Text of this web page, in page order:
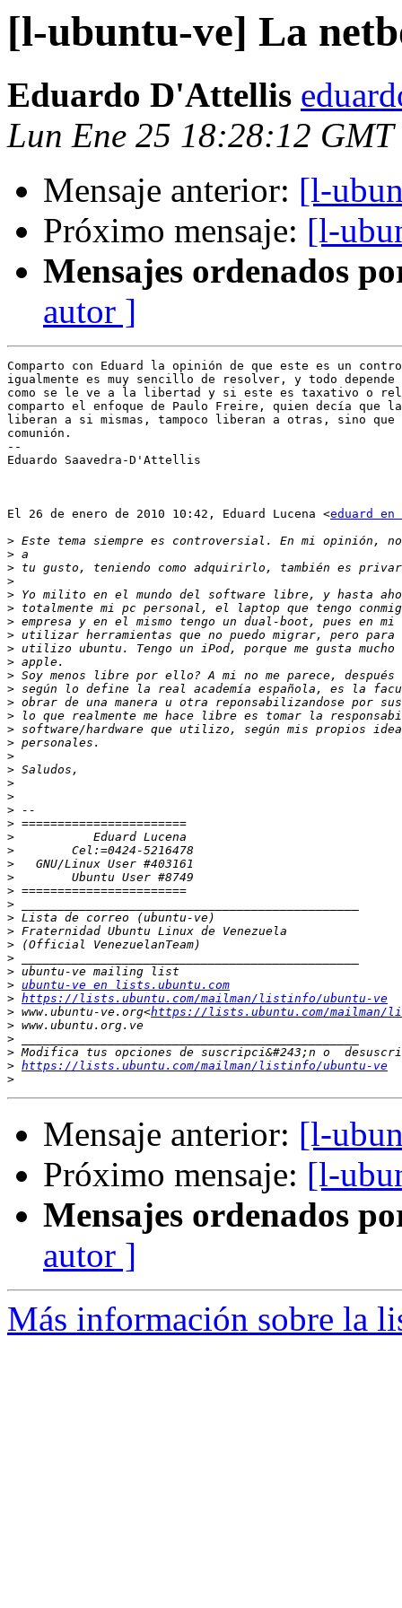
[l-ubuntu-ve] La
Eduardo D'Attellis
Lun Ene 25 18:28:12 GMT
Mensaje anterior: [l-
Próximo mensaje: [l-
Mensajes ordenados
autor ]
Comparto con Eduard la opinión de que este es un
igualmente es muy sencillo de resolver, y todo
como se le ve a la libertad y si este es taxativo o
comparto el enfoque de Paulo Freire, quien decía que
liberan a si mismas, tampoco liberan a otras, sino que
comunión.
--
Eduardo Saavedra-D'Attellis
El 26 de enero de 2010 10:42, Eduard Lucena <eduard en
>
>
>
>
>
>
>
>
>
>
>
>
>
>
>
>
>
>
>
>
>
>
>
>
>
>
>
>
>
>
>
>
>
> ubuntu-ve en lists.ubuntu.com
> https://lists.ubuntu.com/mailman/listinfo/ubuntu-ve
> www.ubuntu-ve.org<https://lists.ubuntu.com/mailman/
>
>
>
> https://lists.ubuntu.com/mailman/listinfo/ubuntu-ve
>
Mensaje anterior: [l-
Próximo mensaje: [l-
Mensajes ordenados
autor ]
Más información sobre la